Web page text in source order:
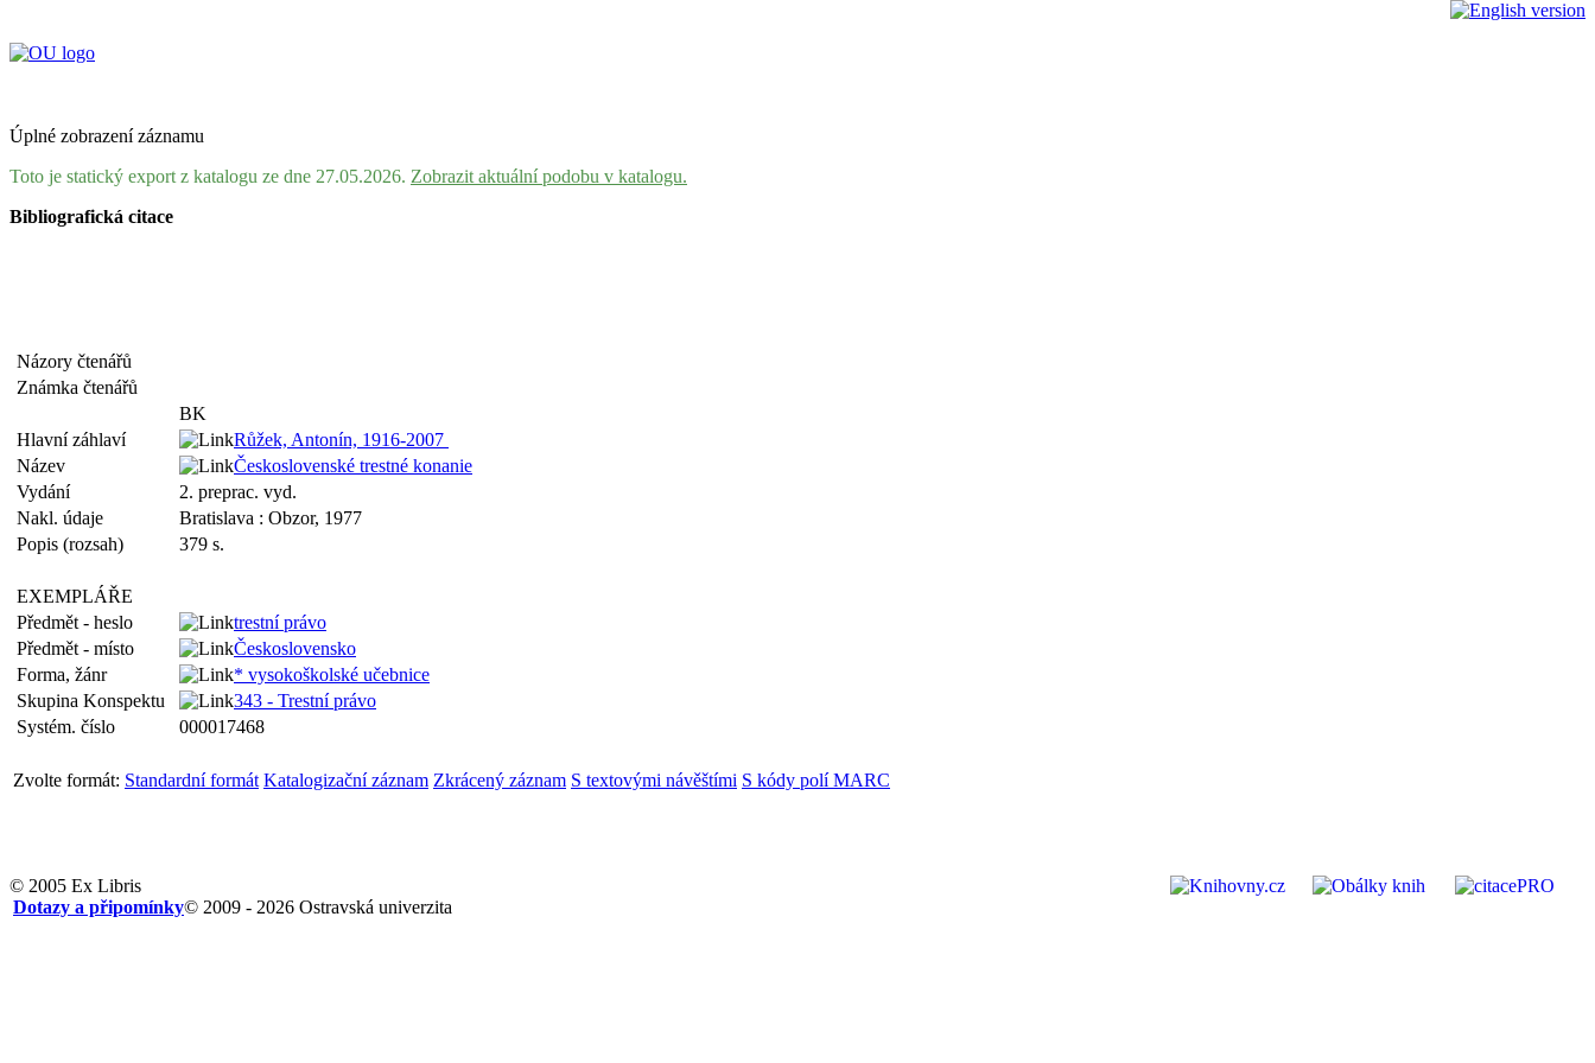
Úplné zobrazení záznamu
Toto je statický export z katalogu ze dne 27.05.2026. Zobrazit aktuální podobu v katalogu.
Bibliografická citace
Názory čtenářů
Známka čtenářů
BK
Hlavní záhlaví
Růžek, Antonín, 1916-2007
Název
Československé trestné konanie
Vydání
2. preprac. vyd.
Nakl. údaje
Bratislava : Obzor, 1977
Popis (rozsah)
379 s.
EXEMPLÁŘE
Předmět - heslo
trestní právo
Předmět - místo
Československo
Forma, žánr
* vysokoškolské učebnice
Skupina Konspektu
343 - Trestní právo
Systém. číslo
000017468
Zvolte formát: Standardní formát Katalogizační záznam Zkrácený záznam S textovými návěštími S kódy polí MARC
© 2005 Ex Libris
© 2009 - 2026 Ostravská univerzita
Dotazy a připomínky